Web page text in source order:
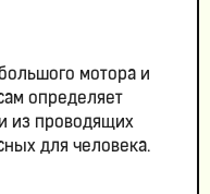
мотора и
определяет
из проводящих
для человека.